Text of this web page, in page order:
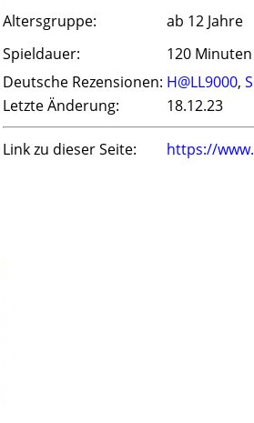
Altersgruppe:
ab 12 Jahre
Spieldauer:
120 Minuten
Deutsche Rezensionen: H@LL9000,
Letzte Änderung:
18.12.23
Link zu dieser Seite: https://